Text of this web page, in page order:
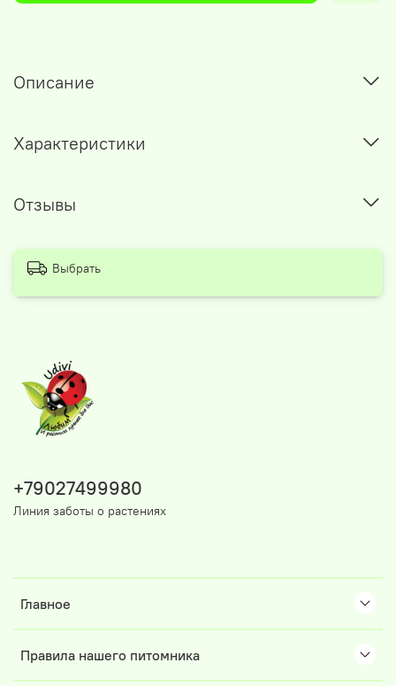
Описание
Характеристики
Отзывы
Выбрать
Главное
Правила нашего питомника
+79027499980
Линия заботы о растениях